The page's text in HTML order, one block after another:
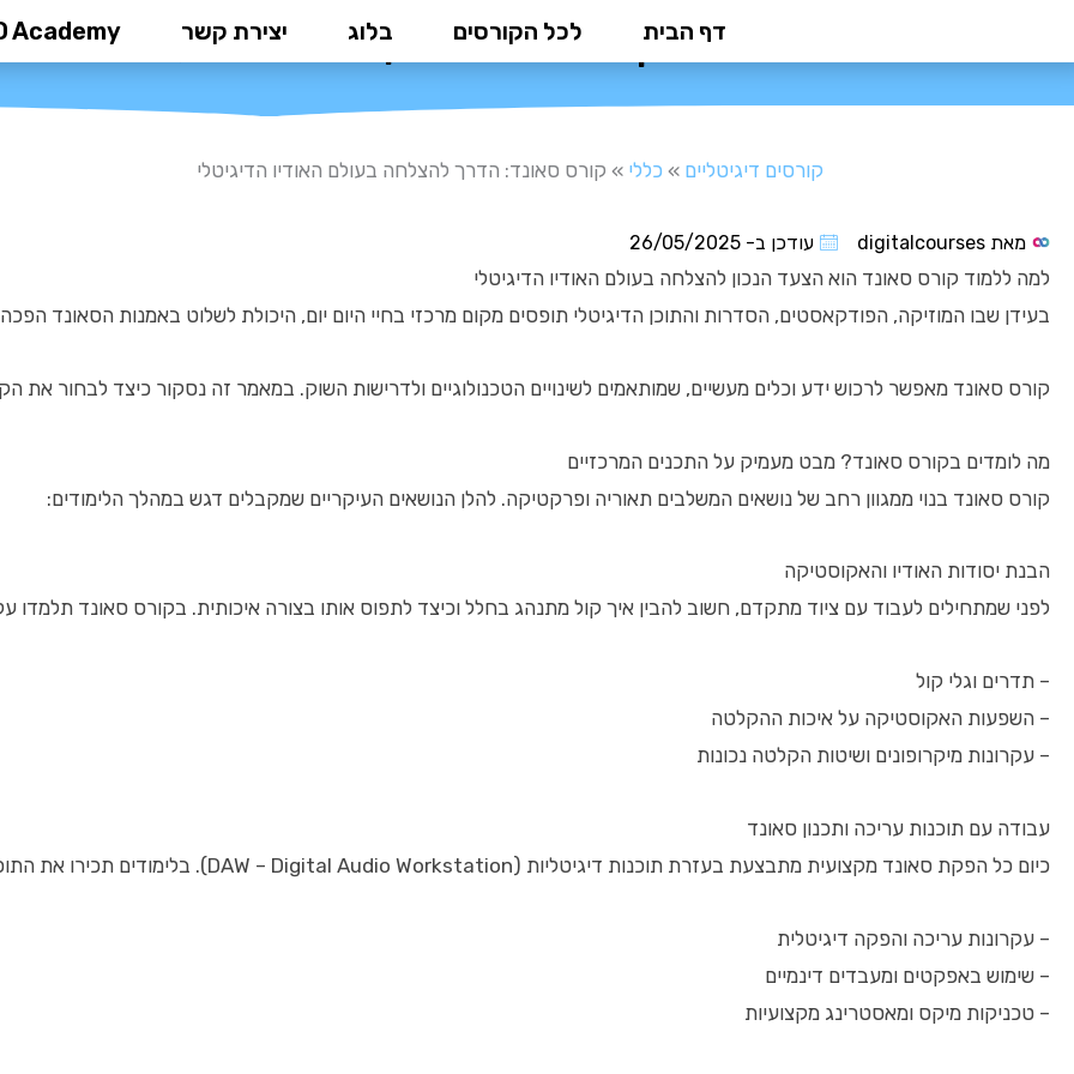
דף הבית לכל הקורסים בלוג יצירת קשר Academy
קורס סאונד: הדרך להצלחה בעולם האודיו
קורסים דיגיטליים » כללי » קורס סאונד: הדרך להצלחה בעולם האודיו הדיגיטלי
מאת עודכן ב- 26/05/2025
למה ללמוד קורס סאונד הוא הצעד הנכון להצלחה בעולם האודיו הדיגיטלי
בעידן שבו המוזיקה, הפודקאסטים, הסדרות והתוכן הדיגיטלי תופסים מקום מרכזי בחיי היום יום, היכולת לשלוט באמנות הסאונד
קורס סאונד מאפשר לרכוש ידע וכלים מעשיים, שמותאמים לשינויים הטכנולוגיים ולדרישות השוק. במאמר זה נסקור כיצד לבחור את
מה לומדים בקורס סאונד? מבט מעמיק על התכנים המרכזיים
קורס סאונד בנוי ממגוון רחב של נושאים המשלבים תאוריה ופרקטיקה. להלן הנושאים העיקריים שמקבלים דגש במהלך הלימודים:
הבנת יסודות האודיו והאקוסטיקה
לפני שמתחילים לעבוד עם ציוד מתקדם, חשוב להבין איך קול מתנהג בחלל וכיצד לתפוס אותו בצורה איכותית. בקורס סאונד תלמדו
– תדרים וגלי קול
– השפעות האקוסטיקה על איכות ההקלטה
– עקרונות מיקרופונים ושיטות הקלטה נכונות
עבודה עם תוכנות עריכה ותכנון סאונד
כיום כל הפקת סאונד מקצועית מתבצעת בעזרת תוכנות דיגיטליות (DAW – Digital Audio Workstation). בלימודים תכירו את התוכנות המובילות כמו Pro Tools, Ableton Live, Logic Pro ו-FL Studio. בין הנושאים:
– עקרונות עריכה והפקה דיגיטלית
– שימוש באפקטים ומעבדים דינמיים
– טכניקות מיקס ומאסטרינג מקצועיות